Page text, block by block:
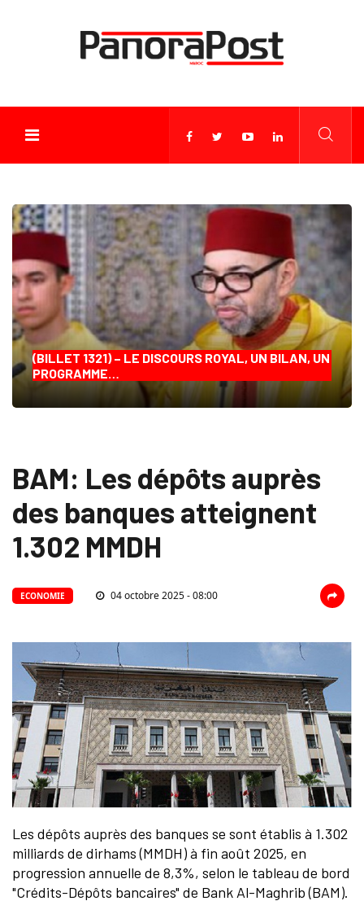
(BILLET 1321) – LE DISCOURS ROYAL, UN BILAN, UN
PROGRAMME…
BAM: Les dépôts auprès
des banques atteignent
1.302 MMDH
ECONOMIE 04 octobre 2025 - 08:00
Les dépôts auprès des banques se sont établis à 1.302
milliards de dirhams (MMDH) à fin août 2025, en
progression annuelle de 8,3%, selon le tableau de bord
"Crédits-Dépôts bancaires" de Bank Al-Maghrib (BAM).